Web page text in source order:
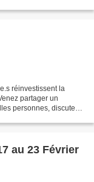
réinvestissent la
partager un
personnes, discuter
au 23 Février